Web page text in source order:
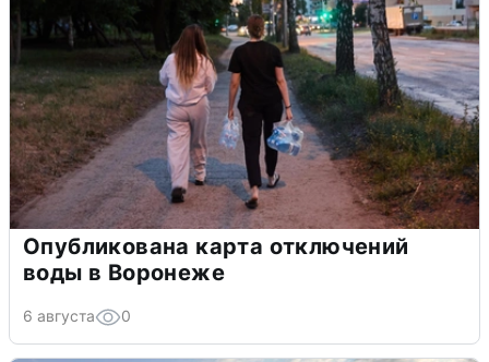
Опубликована карта отключений
воды в Воронеже
6 августа 0